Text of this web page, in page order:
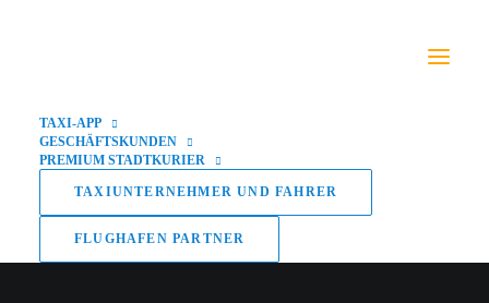
TAXI-APP
GESCHÄFTSKUNDEN
PREMIUM STADTKURIER
TAXIUNTERNEHMER UND FAHRER
FLUGHAFEN PARTNER